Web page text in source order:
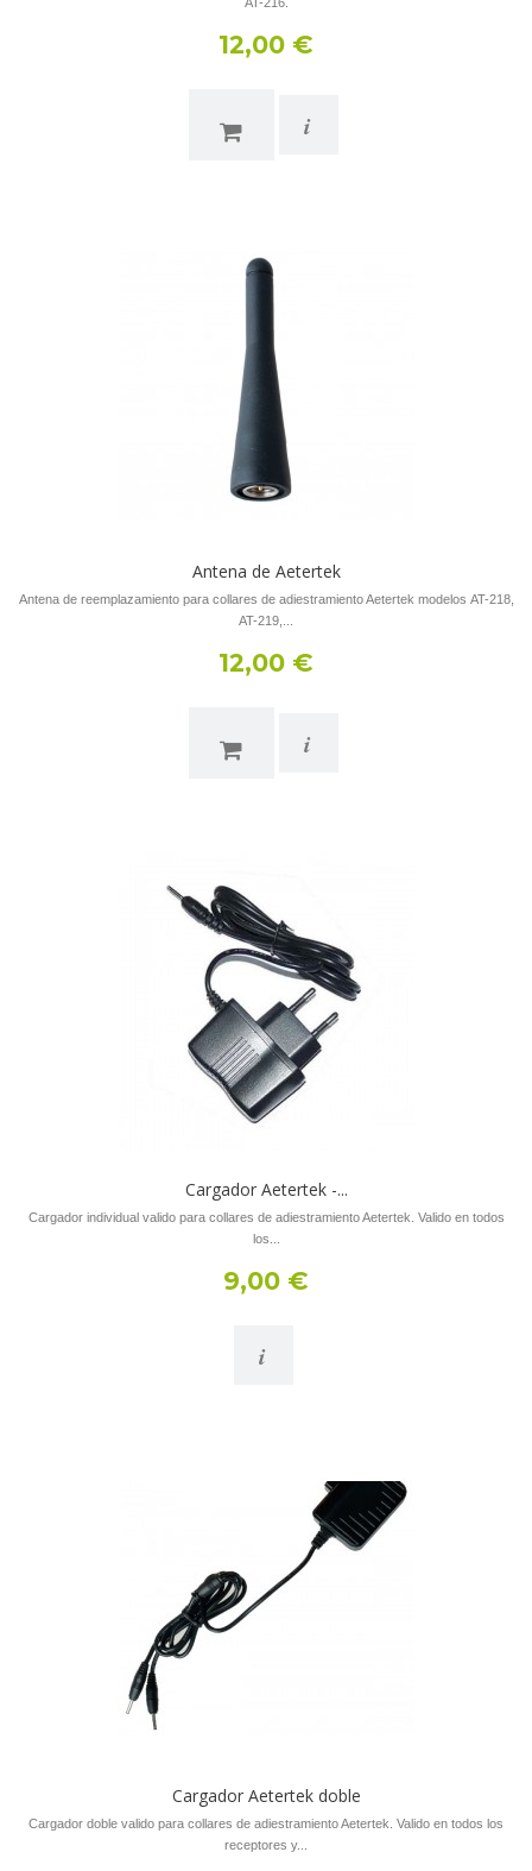
12,00 €
i
Antena de Aetertek
Antena de reemplazamiento para collares de adiestramiento Aetertek modelos AT-218,
AT-219,...
12,00 €
i
Cargador Aetertek -...
Cargador individual valido para collares de adiestramiento Aetertek. Valido en todos
los...
9,00 €
i
Cargador Aetertek doble
Cargador doble valido para collares de adiestramiento Aetertek. Valido en todos los
receptores y...